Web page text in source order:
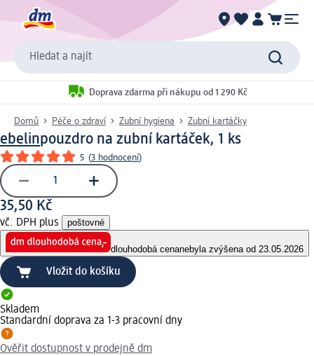
Hledat a najít
Doprava zdarma při nákupu od 1 290 Kč
Domů Péče o zdraví Zubní hygiena Zubní kartáčky
ebelinpouzdro na zubní kartáček, 1 ks
5 (3 hodnocení)
35,50 Kč
vč. DPH plus poštovné
dlouhodobá cenanebyla zvýšena od 23.05.2026
Vložit do košíku
Skladem
Standardní doprava za 1-3 pracovní dny
Ověřit dostupnost v prodejně dm